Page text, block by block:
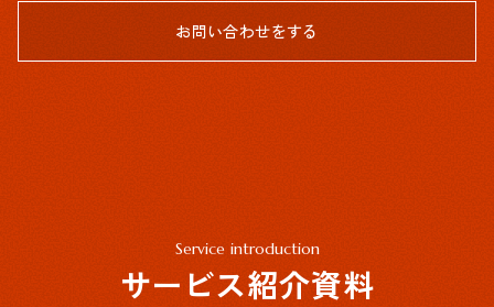
お問い合わせをする
Service introduction
サービス紹介資料